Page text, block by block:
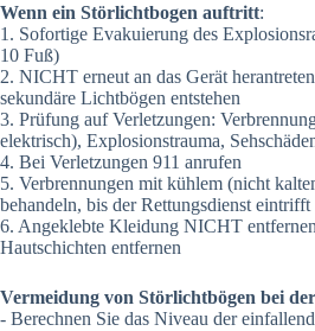
Wenn ein Störlichtbogen auftritt:
1. Sofortige Evakuierung des
10 Fuß)
2. NICHT erneut an das Gerät
sekundäre Lichtbögen entstehen
3. Prüfung auf Verletzungen:
elektrisch), Explosionstrauma,
4. Bei Verletzungen 911 anrufen
5. Verbrennungen mit kühlem (nicht
behandeln, bis der Rettungsdienst eintrifft
6. Angeklebte Kleidung NICHT
Hautschichten entfernen
Vermeidung von Störlichtbögen bei
- Berechnen Sie das Niveau der